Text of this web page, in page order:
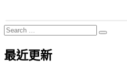
Search
for:
Search
最近更新